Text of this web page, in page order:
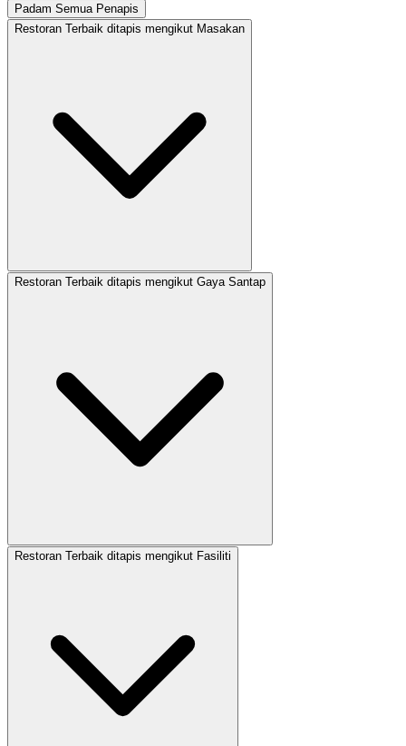
Padam Semua Penapis
Restoran Terbaik ditapis mengikut Masakan
Restoran Terbaik ditapis mengikut Gaya Santap
Restoran Terbaik ditapis mengikut Fasiliti